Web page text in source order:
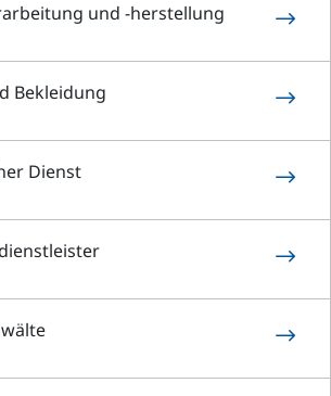
und -herstellung $
Bekleidung $
Dienst $
$
$